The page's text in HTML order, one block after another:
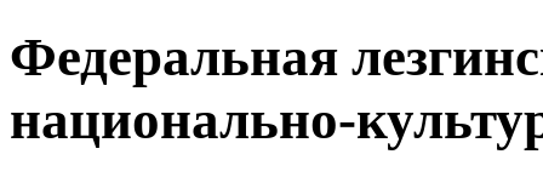
Федеральная
национально-